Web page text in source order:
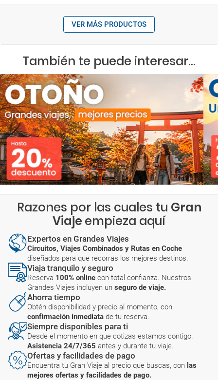
VER MÁS PRODUCTOS
También te puede interesar...
Razones por las cuales tu Gran
Viaje empieza aquí
Expertos en Grandes Viajes
Circuitos, Viajes Combinados y Rutas en Coche
diseñados para que recorras los mejores destinos.
Viaja tranquilo y seguro
Reserva 100% online con total confianza. Nuestros
Grandes Viajes incluyen un seguro de viaje.
Ahorra tiempo
Obtén disponibilidad y precio al momento, con
confirmación inmediata de tu reserva.
Siempre disponibles para ti
Desde el momento en que cotizas estamos contigo.
Asistencia 24/7/365 antes y durante tu viaje.
Ofertas y facilidades de pago
Encuentra tu Gran Viaje al precio que buscas, con las
mejores ofertas y facilidades de pago.